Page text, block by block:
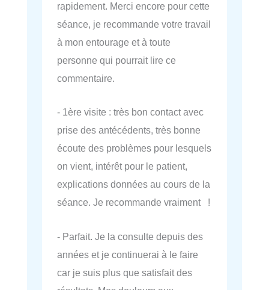
rapidement. Merci encore pour cette
séance, je recommande votre travail
à mon entourage et à toute
personne qui pourrait lire ce
commentaire.
- 1ère visite : très bon contact avec
prise des antécédents, très bonne
écoute des problèmes pour lesquels
on vient, intérêt pour le patient,
explications données au cours de la
séance. Je recommande vraiment !
- Parfait. Je la consulte depuis des
années et je continuerai à le faire
car je suis plus que satisfait des